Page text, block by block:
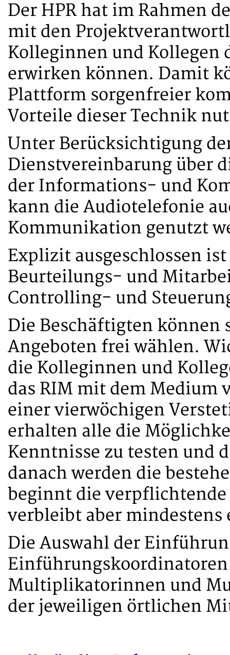
Der HPR hat im Rahmen
mit den
Kolleginnen und Kollegen
erwirken können. Damit
Plattform sorgenfreier
Vorteile dieser Technik
Unter Berücksichtigung
Dienstvereinbarung über
der Informations- und
kann die Audiotelefonie
Kommunikation genutzt
Explizit ausgeschlossen
Beurteilungs- und
Controlling- und
Die Beschäftigten können
Angeboten frei wählen.
die Kolleginnen und
das RIM mit dem Medium
einer vierwöchigen
erhalten alle die
Kenntnisse zu testen und
danach werden die
beginnt die
verbleibt aber
Die Auswahl der
Einführungskoordinatoren
Multiplikatorinnen und
der jeweiligen örtlichen